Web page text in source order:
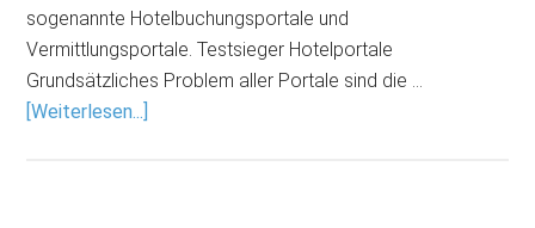
sogenannte Hotelbuchungsportale und
Vermittlungsportale. Testsieger Hotelportale
Grundsätzliches Problem aller Portale sind die …
[Weiterlesen...]